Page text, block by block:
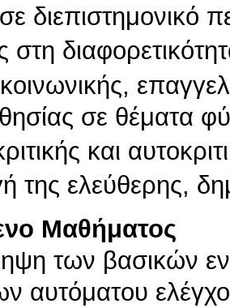
διεπιστημονικό
σε θέματα
και
της ελεύθερης,
Μαθήματος
των βασικών
αυτόματου